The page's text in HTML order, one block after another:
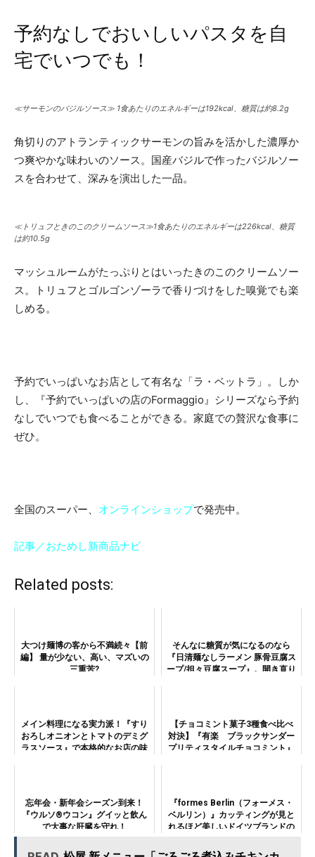
予約なしでおいしいパスタを自
宅でいつでも！
≪サーモンのバジルソース≫ 1食あたりのエネルギーは192kcal、糖質は約8.2g
角切りのアトランティックサーモンの旨みを活かした濃厚か
つ爽やかな味わいのソース。国産バジルで作ったバジルソー
スを合わせて、深みを演出した一品。
≪トリュフときのこのクリームソース≫1食あたりのエネルギーは226kcal、糖質
は約10.5g
マッシュルームがたっぷりとはいったきのこのクリームソー
ス。トリュフとゴルゴンゾーラで香りづけをした嗅覚でも楽
しめる。
予約でいっぱいなお店として有名な「ラ・ベットラ」。しか
し、『予約でいっぱいの店のFormaggio』シリーズなら予約
なしでいつでも食べることができる。家庭での贅沢な食事に
ぜひ。
全国のスーパー、 オンラインショップで発売中。
記事／おためし新商品ナビ
Related posts:
大つけ麺博の客から不満続々【前
編】 量が少ない、高い、マズいの
三重苦?
そんなに糖質が気になるのなら
『日清麺なしラーメン 豚骨豆腐ス
ープ/担々豆腐スープ』。開き直り
メイン料理になる実力派！『すり
おろしオニオンとトマトのデミグ
ラスソース』で本格的なお店の味
【チョコミント菓子3種食べ比べ
対決】『有楽 ブラックサンダー
プリティスタイルチョコミント』
忘年会・新年会シーズン到来！
『ウルソ®ウコン』グイッと飲ん
で大事な肝臓を守れ！
『formes Berlin（フォーメス・
ベルリン）』カッティングが見と
れるほど美しいドイツブランドの